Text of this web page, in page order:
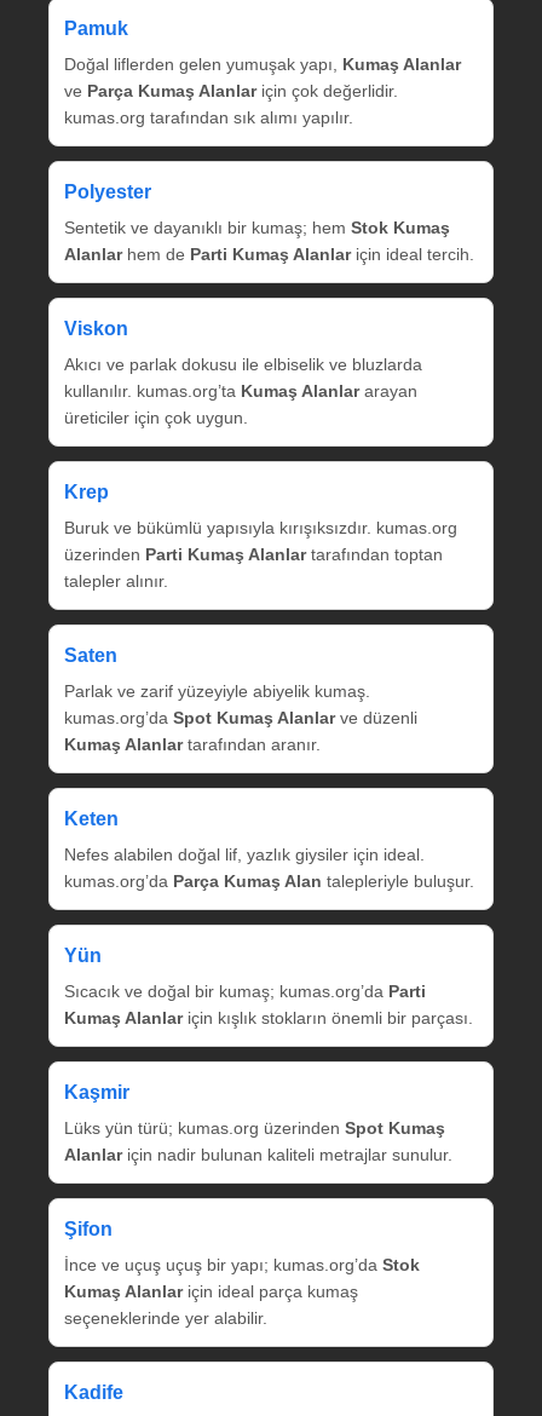
Pamuk
Doğal liflerden gelen yumuşak yapı, Kumaş Alanlar
ve Parça Kumaş Alanlariçin çok değerlidir.
kumas.org tarafından sık alımı yapılır.
Polyester
Sentetik ve dayanıklı bir kumaş; hem Stok Kumaş
Alanlarhem de Parti Kumaş Alanlariçin ideal tercih.
Viskon
Akıcı ve parlak dokusu ile elbiselik ve bluzlarda
kullanılır. kumas.org’ta Kumaş Alanlararayan
üreticiler için çok uygun.
Krep
Buruk ve bükümlü yapısıyla kırışıksızdır. kumas.org
üzerinden Parti Kumaş Alanlartarafından toptan
talepler alınır.
Saten
Parlak ve zarif yüzeyiyle abiyelik kumaş.
kumas.org’da Spot Kumaş Alanlarve düzenli
Kumaş Alanlartarafından aranır.
Keten
Nefes alabilen doğal lif, yazlık giysiler için ideal.
kumas.org’da Parça Kumaş Alan talepleriyle buluşur.
Yün
Sıcacık ve doğal bir kumaş; kumas.org’da Parti
Kumaş Alanlariçin kışlık stokların önemli bir parçası.
Kaşmir
Lüks yün türü; kumas.org üzerinden Spot Kumaş
Alanlariçin nadir bulunan kaliteli metrajlar sunulur.
Şifon
İnce ve uçuş uçuş bir yapı; kumas.org’da Stok
Kumaş Alanlariçin ideal parça kumaş
seçeneklerinde yer alabilir.
Kadife